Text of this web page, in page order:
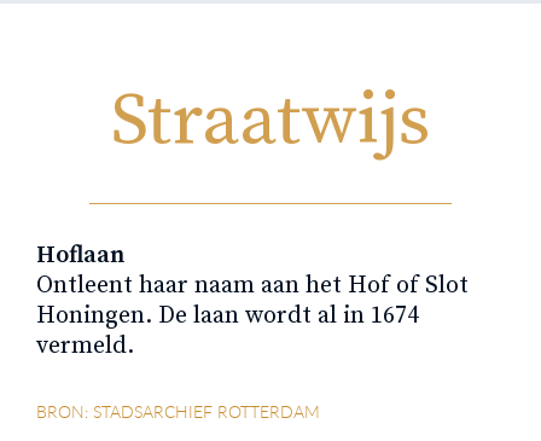
Straatwijs
Hoflaan
Ontleent haar naam aan het Hof of Slot
Honingen. De laan wordt al in 1674
vermeld.
BRON: STADSARCHIEF ROTTERDAM